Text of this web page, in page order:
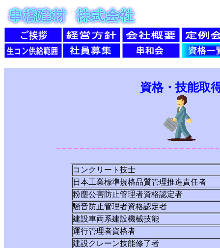
資格・技能取
コンクリート技士
日本工業標準規格品質管理推進責任者
粉塵公害防止管理者資格認定者
騒音防止管理者資格認定者
建設車両系建設機械技能
運行管理者資格者
建設クレーン技能修了者